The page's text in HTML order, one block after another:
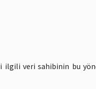
veri sahibinin bu